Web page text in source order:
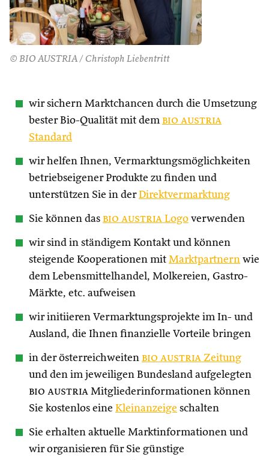
© BIO AUSTRIA / Christoph Liebentritt
wir sichern Marktchancen durch die Umsetzung
bester Bio-Qualität mit dem bio austria
Standard
wir helfen Ihnen, Vermarktungsmöglichkeiten
betriebseigener Produkte zu finden und
unterstützen Sie in derDirektvermarktung
Sie können das bio austria Logo verwenden
wir sind in ständigem Kontakt und können
steigende Kooperationen mit Marktpartnern wie
dem Lebensmittelhandel, Molkereien, Gastro-
Märkte, etc. aufweisen
wir initiieren Vermarktungsprojekte im In- und
Ausland, die Ihnen finanzielle Vorteile bringen
in der österreichweiten bio austria Zeitung
und den im jeweiligen Bundesland aufgelegten
bio austria Mitgliederinformationen können
Sie kostenlos eine Kleinanzeige schalten
Sie erhalten aktuelle Marktinformationen und
wir organisieren für Sie günstige